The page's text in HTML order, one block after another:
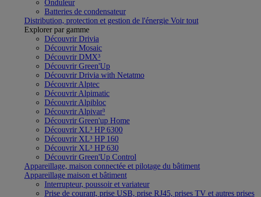
Onduleur
Batteries de condensateur
Distribution, protection et gestion de l'énergie Voir tout
Explorer par gamme
Découvrir Drivia
Découvrir Mosaic
Découvrir DMX³
Découvrir Green'Up
Découvrir Drivia with Netatmo
Découvrir Alptec
Découvrir Alpimatic
Découvrir Alpibloc
Découvrir Alpivar³
Découvrir Green'up Home
Découvrir XL³ HP 6300
Découvrir XL³ HP 160
Découvrir XL³ HP 630
Découvrir Green'Up Control
Appareillage, maison connectée et pilotage du bâtiment
Appareillage maison et bâtiment
Interrupteur, poussoir et variateur
Prise de courant, prise USB, prise RJ45, prises TV et autres prises